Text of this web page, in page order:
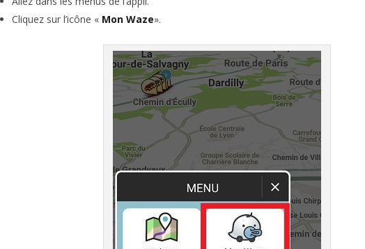
Cliquez sur l’icône « Mon Waze».